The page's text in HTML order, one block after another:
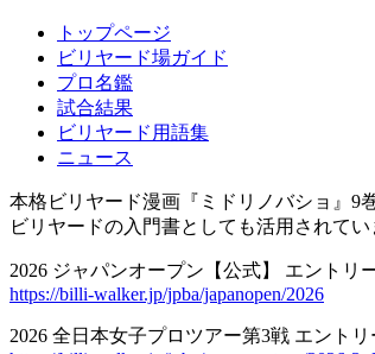
トップページ
ビリヤード場ガイド
プロ名鑑
試合結果
ビリヤード用語集
ニュース
本格ビリヤード漫画『ミドリノバショ』9
ビリヤードの入門書としても活用されてい
2026 ジャパンオープン【公式】 エントリ
https://billi-walker.jp/jpba/japanopen/2026
2026 全日本女子プロツアー第3戦 エントリ